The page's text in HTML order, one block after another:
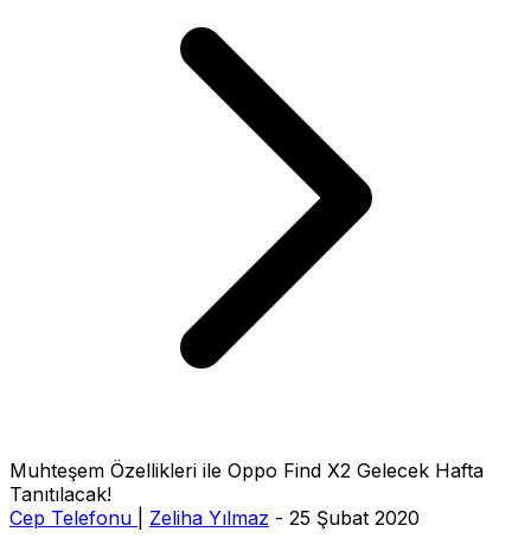
Muhteşem Özellikleri ile Oppo Find X2 Gelecek Hafta
Tanıtılacak!
Cep Telefonu
Zeliha Yılmaz - 25 Şubat 2020